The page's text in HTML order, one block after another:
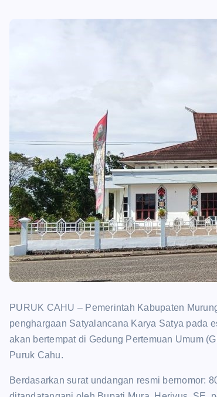
PURUK CAHU – Pemerintah Kabupaten
penghargaan Satyalancana Karya Satya pada
akan bertempat di Gedung Pertemuan Umum
Puruk Cahu.
Berdasarkan surat undangan resmi bernomor: